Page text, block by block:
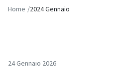
Home 2024 Gennaio
24 Gennaio 2026